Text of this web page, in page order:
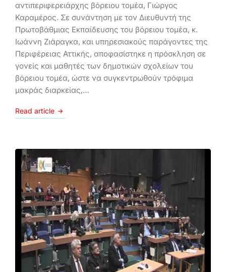
αντιπεριφερειάρχης βόρειου τομέα, Γιώργος
Καραμέρος. Σε συνάντηση με τον Διευθυντή της
Πρωτοβάθμιας Εκπαίδευσης του βόρειου τομέα, κ.
Ιωάννη Ζιάραγκα, και υπηρεσιακούς παράγοντες της
Περιφέρειας Αττικής, αποφασίστηκε η πρόσκληση σε
γονείς και μαθητές των δημοτικών σχολείων του
βόρειου τομέα, ώστε να συγκεντρωθούν τρόφιμα
μακράς διαρκείας,…
Read article